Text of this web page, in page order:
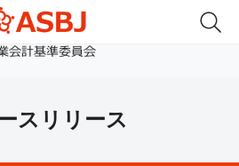
スリリース